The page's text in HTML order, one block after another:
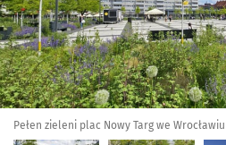
Pełen zieleni plac Nowy Targ we Wrocławiu